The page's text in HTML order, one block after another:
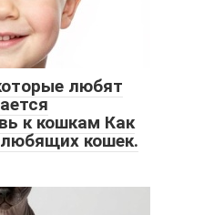
любят
к кошкам Как
кошек.